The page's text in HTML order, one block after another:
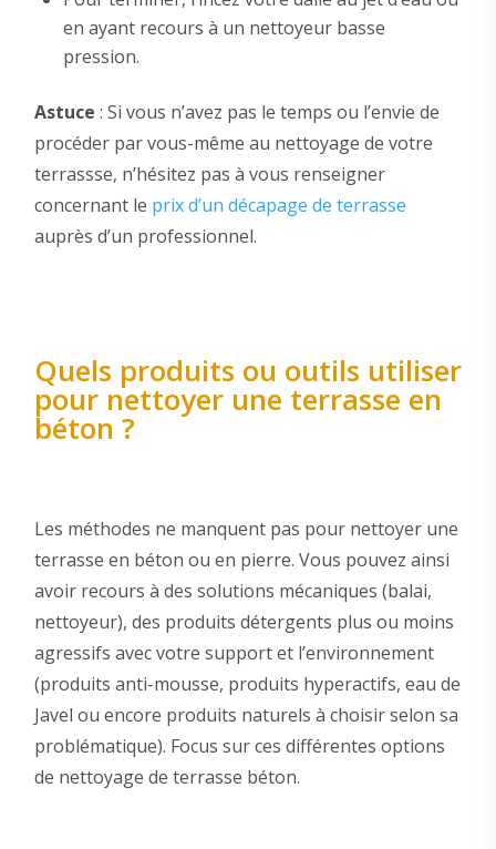
en ayant recours à un nettoyeur basse
pression.
Astuce : Si vous n’avez pas le temps ou l’envie de
procéder par vous-même au nettoyage de votre
terrassse, n’hésitez pas à vous renseigner
concernant le prix d’un décapage de terrasse
auprès d’un professionnel.
Quels produits ou outils utiliser
pour nettoyer une terrasse en
béton ?
Les méthodes ne manquent pas pour nettoyer une
terrasse en béton ou en pierre. Vous pouvez ainsi
avoir recours à des solutions mécaniques (balai,
nettoyeur), des produits détergents plus ou moins
agressifs avec votre support et l’environnement
(produits anti-mousse, produits hyperactifs, eau de
Javel ou encore produits naturels à choisir selon sa
problématique). Focus sur ces différentes options
de nettoyage de terrasse béton.